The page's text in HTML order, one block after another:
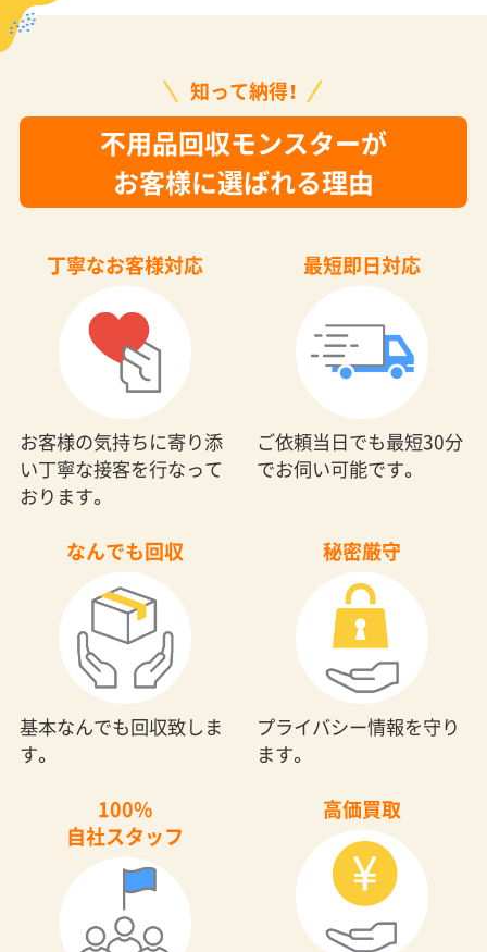
知って納得！
不用品回収モンスターが
お客様に選ばれる理由
丁寧なお客様対応
お客様の気持ちに寄り添
い丁寧な接客を行なって
おります。
最短即日対応
ご依頼当日でも最短30分
でお伺い可能です。
なんでも回収
基本なんでも回収致しま
す。
秘密厳守
プライバシー情報を守り
ます。
100%
自社スタッフ
高価買取